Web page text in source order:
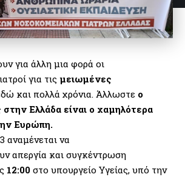
για άλλη μια φορά οι
για τις μειωμένες
και πολλά χρόνια. Άλλωστε ο
στην Ελλάδα είναι ο χαμηλότερα
Ευρώπη.
αναμένεται να
απεργία και συγκέντρωση
12:00 στο υπουργείο Υγείας, υπό την